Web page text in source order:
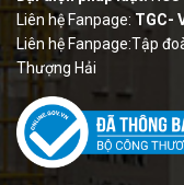
Liên hệ Fanpage: TGC-
Liên hệ Fanpage:Tập
Thượng Hải